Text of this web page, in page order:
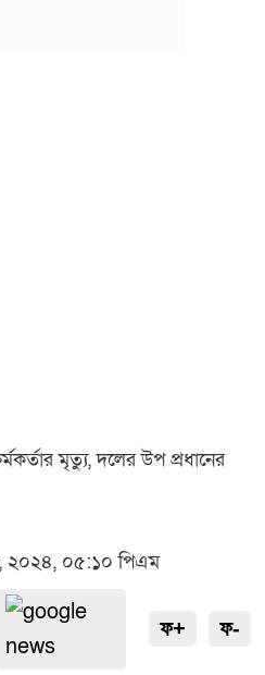
মৃত্যু, দলের উপ প্রধানের
২০২৪, ০৫:১০ পিএম
ফ+ ফ-